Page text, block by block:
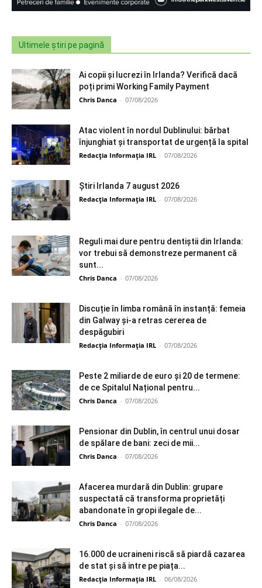
Ultimele știri pe pagină
Ai copii și lucrezi în Irlanda? Verifică dacă
poți primi Working Family Payment
Chris Danca - 07/08/2026
Atac violent în nordul Dublinului: bărbat
înjunghiat și transportat de urgență la spital
Redacția Informația IRL - 07/08/2026
Știri Irlanda 7 august 2026
Redacția Informația IRL - 07/08/2026
Reguli mai dure pentru dentiștii din Irlanda:
vor trebui să demonstreze permanent că
sunt...
Chris Danca - 07/08/2026
Discuție în limba română în instanță: femeia
din Galway și-a retras cererea de
despăgubiri
Redacția Informația IRL - 07/08/2026
Peste 2 miliarde de euro și 20 de termene:
de ce Spitalul Național pentru...
Chris Danca - 07/08/2026
Pensionar din Dublin, în centrul unui dosar
de spălare de bani: zeci de mii...
Chris Danca - 07/08/2026
Afacerea murdară din Dublin: grupare
suspectată că transforma proprietăți
abandonate în gropi ilegale de...
Chris Danca - 07/08/2026
16.000 de ucraineni riscă să piardă cazarea
de stat și să intre pe piața...
Redacția Informația IRL - 06/08/2026